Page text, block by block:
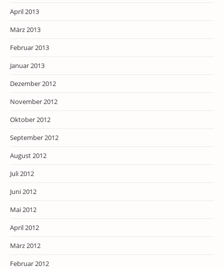
April 2013
März 2013
Februar 2013
Januar 2013
Dezember 2012
November 2012
Oktober 2012
September 2012
August 2012
Juli 2012
Juni 2012
Mai 2012
April 2012
März 2012
Februar 2012